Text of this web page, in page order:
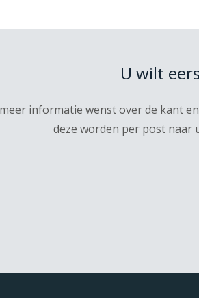
U wilt
informatie wenst over de kant
deze worden per post naar